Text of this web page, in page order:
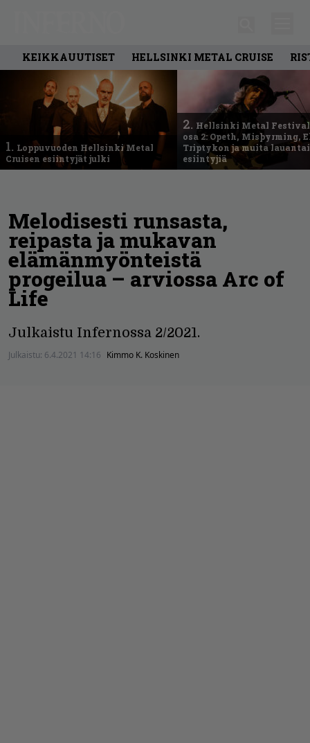
KEIKKAUUTISET HELLSINKI METAL CRUISE
1. Loppuvuoden Hellsinki Metal
Cruisen esiintyjät julki
2. Hellsinki Metal
osa 2: Opeth, Misþyrming,
Triptykon ja muita
esiintyjiä
Melodisesti runsasta,
reipasta ja mukavan
elämänmyönteistä
progeilua – arviossa Arc of
Life
Julkaistu Infernossa 2/2021.
Julkaistu: 6.4.2021 14:16 Kimmo K. Koskinen